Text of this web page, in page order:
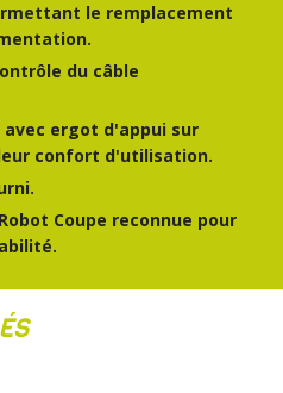
le remplacement
du câble
ergot d'appui sur
confort d'utilisation.
Coupe reconnue pour